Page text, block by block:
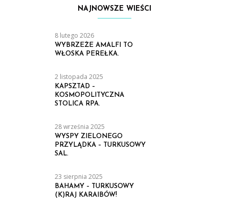
NAJNOWSZE WIEŚCI
8 lutego 2026
WYBRZEŻE AMALFI TO
WŁOSKA PEREŁKA.
2 listopada 2025
KAPSZTAD –
KOSMOPOLITYCZNA
STOLICA RPA.
28 września 2025
WYSPY ZIELONEGO
PRZYLĄDKA – TURKUSOWY
SAL.
23 sierpnia 2025
BAHAMY – TURKUSOWY
(K)RAJ KARAIBÓW!